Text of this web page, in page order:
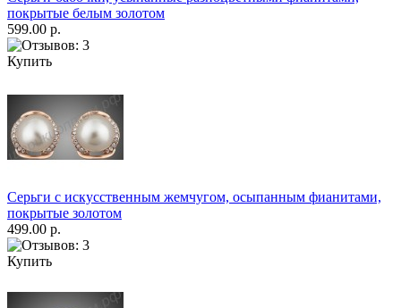
покрытые белым золотом
599.00 р.
Купить
Серьги с искусственным жемчугом, осыпанным фианитами,
покрытые золотом
499.00 р.
Купить